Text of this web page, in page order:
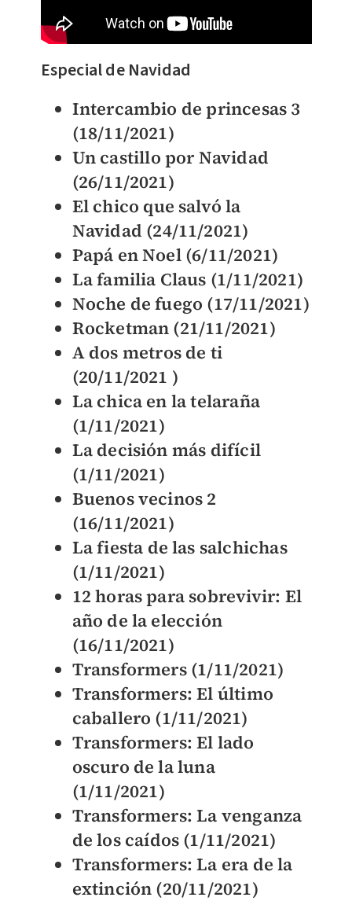
Especial de Navidad
Intercambio de princesas 3
(18/11/2021)
Un castillo por Navidad
(26/11/2021)
El chico que salvó la
Navidad (24/11/2021)
Papá en Noel (6/11/2021)
La familia Claus (1/11/2021)
Noche de fuego (17/11/2021)
Rocketman (21/11/2021)
A dos metros de ti
(20/11/2021 )
La chica en la telaraña
(1/11/2021)
La decisión más difícil
(1/11/2021)
Buenos vecinos 2
(16/11/2021)
La fiesta de las salchichas
(1/11/2021)
12 horas para sobrevivir: El
año de la elección
(16/11/2021)
Transformers (1/11/2021)
Transformers: El último
caballero (1/11/2021)
Transformers: El lado
oscuro de la luna
(1/11/2021)
Transformers: La venganza
de los caídos (1/11/2021)
Transformers: La era de la
extinción (20/11/2021)